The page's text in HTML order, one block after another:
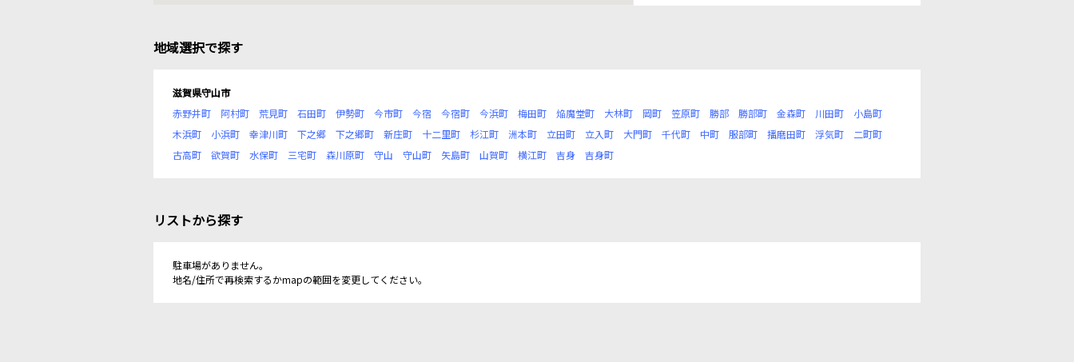
地域選択で探す
滋賀県守山市
赤野井町
阿村町 荒見町 石田町 伊勢町 今市町 今宿 今宿町 今浜町 梅田町 焔魔堂町 大林町 岡町 笠原町 勝部 勝部町 金森町 川田町
小島町
木浜町
小浜町 幸津川町 下之郷 下之郷町 新庄町 十二里町 杉江町 洲本町 立田町 立入町 大門町 千代町 中町 服部町 播磨田町 浮気町
二町町
古高町
欲賀町 水保町 三宅町 森川原町 守山 守山町 矢島町 山賀町 横江町 吉身 吉身町
リストから探す
駐車場がありません。
地名/住所で再検索するかmapの範囲を変更してください。